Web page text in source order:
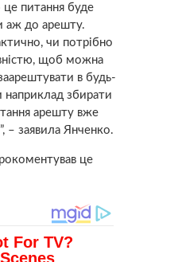
це питання буде
аж до арешту.
чи потрібно
щоб можна
в будь-
збирати
арешту вже
– заявила Янченко.
це